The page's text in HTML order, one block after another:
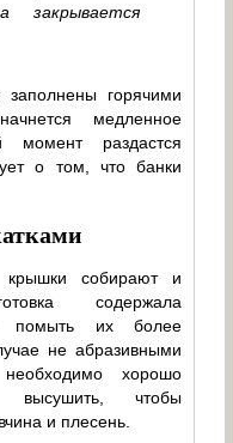
закрывается
заполнены горячими
медленное
момент раздастся
о том, что банки
крышки собирают и
содержала
помыть их более
не абразивными
хорошо
высушить, чтобы
и плесень.